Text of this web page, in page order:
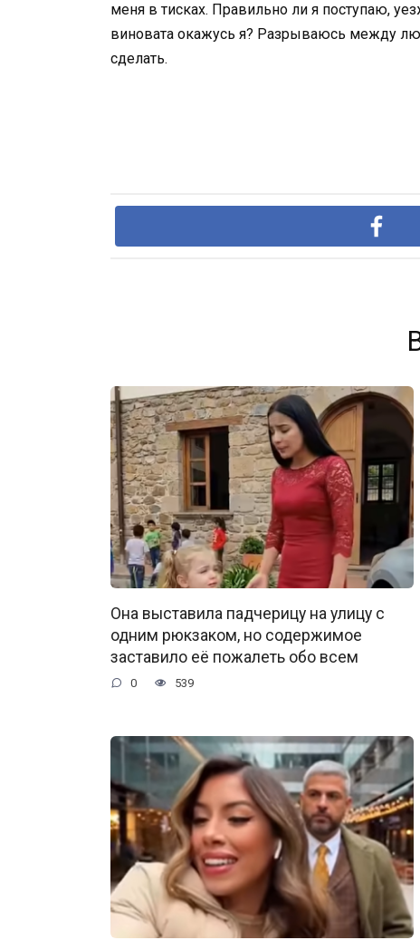
меня в тисках. Правильно ли я поступаю,
виновата окажусь я? Разрываюсь между
сделать.
Она выставила падчерицу на улицу с
одним рюкзаком, но содержимое
заставило её пожалеть обо всем
0 539